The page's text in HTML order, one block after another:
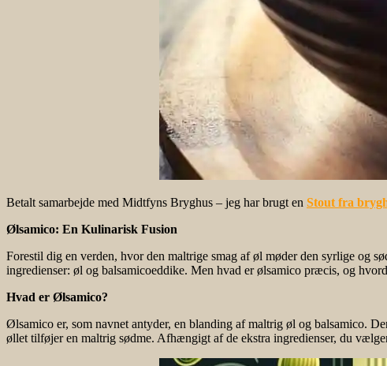
Betalt samarbejde med Midtfyns Bryghus – jeg har brugt en Stout fra
Ølsamico: En Kulinarisk Fusion
Forestil dig en verden, hvor den maltrige smag af øl møder den syrlige og
ingredienser: øl og balsamicoeddike. Men hvad er ølsamico præcis, og
Hvad er Ølsamico?
Ølsamico er, som navnet antyder, en blanding af maltrig øl og balsamico.
øllet tilføjer en maltrig sødme. Afhængigt af de ekstra ingredienser, du